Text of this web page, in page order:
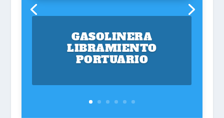
GASOLINERA
LIBRAMIENTO
PORTUARIO